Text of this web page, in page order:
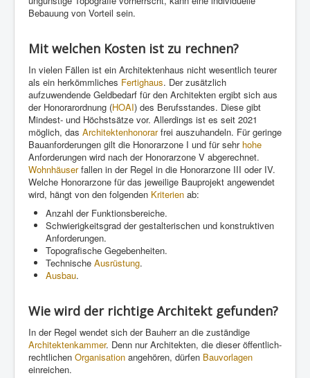
Bebauung von Vorteil sein.
Mit welchen Kosten ist zu rechnen?
In vielen Fällen ist ein Architektenhaus nicht wesentlich teurer
als ein herkömmliches Fertighaus. Der zusätzlich
aufzuwendende Geldbedarf für den Architekten ergibt sich aus
der Honorarordnung (HOAI) des Berufsstandes. Diese gibt
Mindest- und Höchstsätze vor. Allerdings ist es seit 2021
möglich, das Architektenhonorarfrei auszuhandeln. Für geringe
Bauanforderungen gilt die Honorarzone I und für sehr hohe
Anforderungen wird nach der Honorarzone V abgerechnet.
Wohnhäuserfallen in der Regel in die Honorarzone III oder IV.
Welche Honorarzone für das jeweilige Bauprojekt angewendet
wird, hängt von den folgenden Kriterien ab:
Anzahl der Funktionsbereiche.
Schwierigkeitsgrad der gestalterischen und konstruktiven
Anforderungen.
Topografische Gegebenheiten.
Technische Ausrüstung.
Ausbau.
Wie wird der richtige Architekt gefunden?
In der Regel wendet sich der Bauherr an die zuständige
Architektenkammer. Denn nur Architekten, die dieser öffentlich-
rechtlichen Organisation angehören, dürfen Bauvorlagen
einreichen.